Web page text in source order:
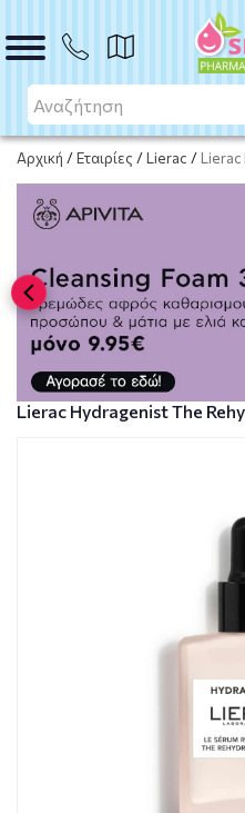
Αρχική /Εταιρίες /Lierac / Lierac
Lierac Hydragenist The